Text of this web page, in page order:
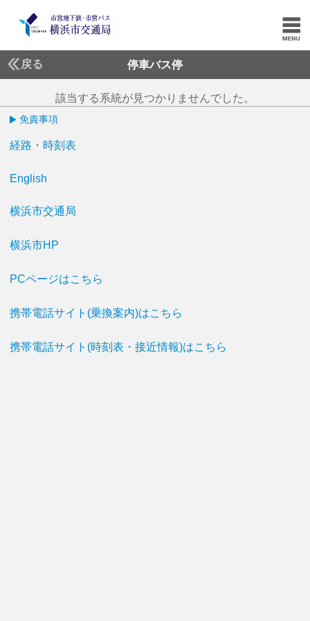
戻る 停車バス停
該当する系統が見つかりませんでした。
免責事項
経路・時刻表
English
横浜市交通局
横浜市HP
PCページはこちら
携帯電話サイト(乗換案内)はこちら
携帯電話サイト(時刻表・接近情報)はこちら